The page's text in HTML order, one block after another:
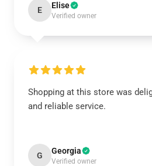
E Elise
Verified owner
Shopping at this store was
and reliable service.
G Georgia
Verified owner